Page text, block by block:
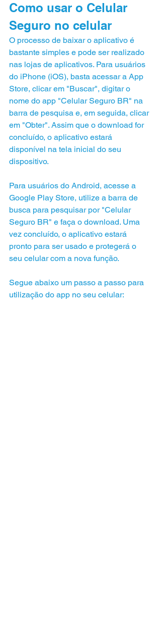
Como usar o Celular
Seguro no celular
O processo de baixar o aplicativo é
bastante simples e pode ser realizado
nas lojas de aplicativos. Para usuários
do iPhone (iOS), basta acessar a App
Store, clicar em "Buscar", digitar o
nome do app "Celular Seguro BR" na
barra de pesquisa e, em seguida, clicar
em "Obter". Assim que o download for
concluído, o aplicativo estará
disponível na tela inicial do seu
dispositivo.
Para usuários do Android, acesse a
Google Play Store, utilize a barra de
busca para pesquisar por "Celular
Seguro BR" e faça o download. Uma
vez concluído, o aplicativo estará
pronto para ser usado e protegerá o
seu celular com a nova função.
Segue abaixo um passo a passo para
utilização do app no seu celular: